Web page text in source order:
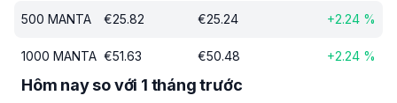
500 MANTA €25.82 €25.24 +2.24 %
1000 MANTA €51.63 €50.48 +2.24 %
Hôm nay so với 1 tháng trước